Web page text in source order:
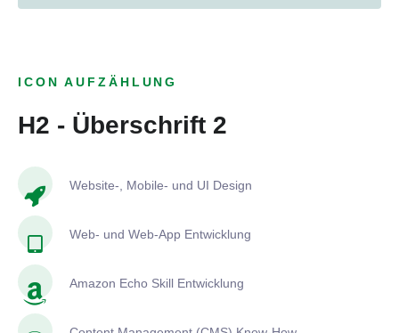
ICON AUFZÄHLUNG
H2 - Überschrift 2
Website-, Mobile- und UI Design
Web- und Web-App Entwicklung
Amazon Echo Skill Entwicklung